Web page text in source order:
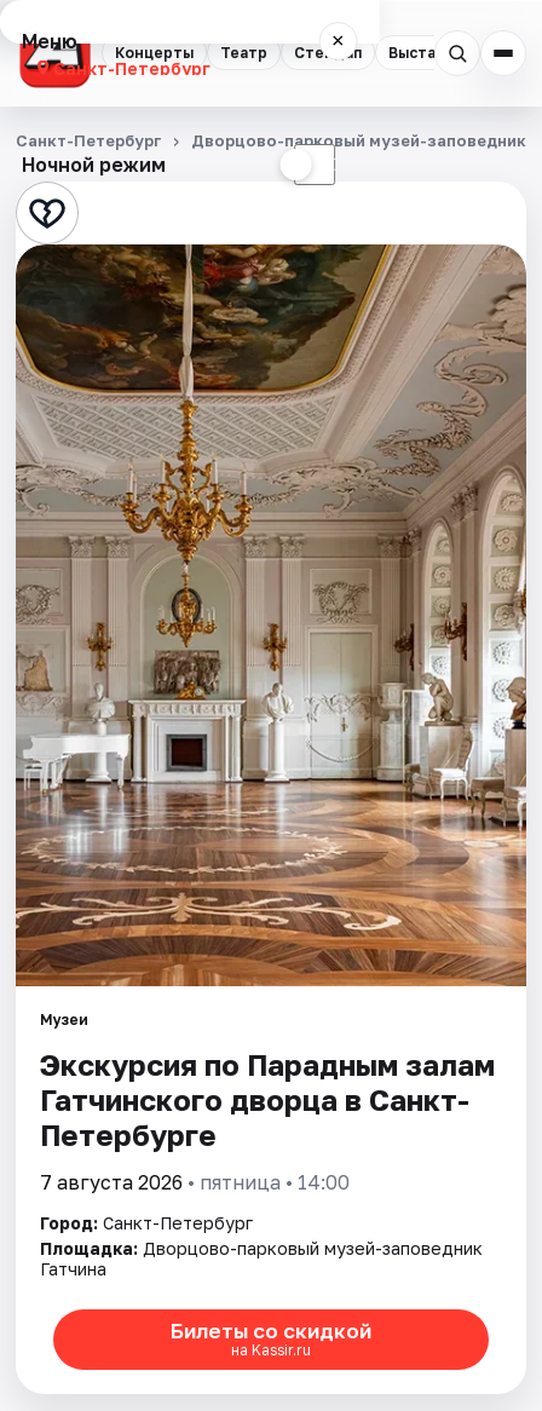
Концерты Театр Стендап Выставки
Меню ×
Санкт-Петербург
Концерты
Театр
Стендап
Выставки
Квесты
Экскурсии
Спорт
События
Города
Площадки
Артисты
Рейтинги
Ночной режим ☾
Санкт-Петербург Дворцово-парковый музей-заповедник
Музеи
Экскурсия по Парадным залам
Гатчинского дворца в Санкт-
Петербурге
7 августа 2026 • пятница • 14:00
Город: Санкт-Петербург
Площадка: Дворцово-парковый музей-заповедник
Гатчина
Билеты со скидкой
на Kassir.ru